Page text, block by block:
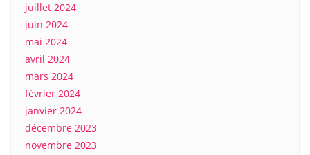
juillet 2024
juin 2024
mai 2024
avril 2024
mars 2024
février 2024
janvier 2024
décembre 2023
novembre 2023